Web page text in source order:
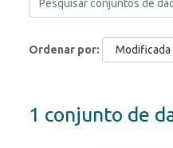
Ordenar por
1 conjunto de